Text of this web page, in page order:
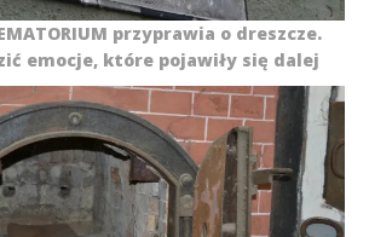
przyprawia o dreszcze.
emocje, które pojawiły się dalej